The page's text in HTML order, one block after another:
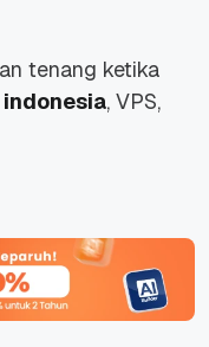
tenang ketika
, VPS,